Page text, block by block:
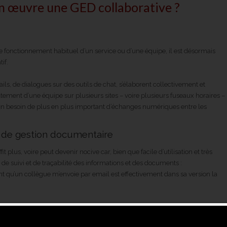
œuvre une GED collaborative ?
fonctionnement habituel d’un service ou d’une équipe, il est désormais
de dialogues sur des outils de chat, s’élaborent collectivement et
d’une équipe sur plusieurs sites – voire plusieurs fuseaux horaires –
besoin de plus en plus important d’échanges numériques entre les
gestion documentaire
plus, voire peut devenir nocive car, bien que facile d’utilisation et très
suivi et de traçabilité des informations et des documents :
collègue m’envoie par email est effectivement dans sa version la
ou espaces de fichiers partagés. Ceux-ci s’appuient en effet sur
et de sous-dossiers dans lesquels il est difficile de se repérer et qui